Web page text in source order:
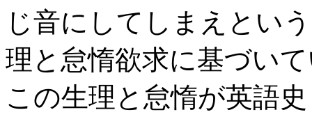
じ音にしてしまえとい
理と怠惰欲求に基づい
この生理と怠惰が英語